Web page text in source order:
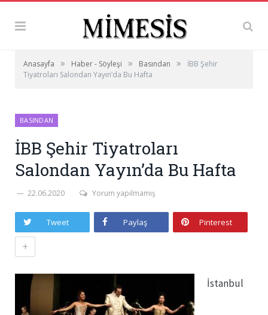
Anasayfa » Haber - Söyleşi » Basından »
İBB Şehir
Tiyatroları Salondan Yayın’da Bu Hafta
BASINDAN
İBB Şehir Tiyatroları
Salondan Yayın’da Bu Hafta
22.06.2020 Yorum yapılmamış
Tweet Paylaş Pinterest
+
İstanbul